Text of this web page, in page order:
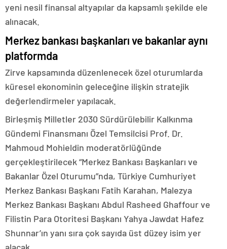
yeni nesil finansal altyapılar da kapsamlı şekilde ele
alınacak.
Merkez bankası başkanları ve bakanlar aynı
platformda
Zirve kapsamında düzenlenecek özel oturumlarda
küresel ekonominin geleceğine ilişkin stratejik
değerlendirmeler yapılacak.
Birleşmiş Milletler 2030 Sürdürülebilir Kalkınma
Gündemi Finansmanı Özel Temsilcisi Prof. Dr.
Mahmoud Mohieldin moderatörlüğünde
gerçekleştirilecek “Merkez Bankası Başkanları ve
Bakanlar Özel Oturumu”nda, Türkiye Cumhuriyet
Merkez Bankası Başkanı Fatih Karahan, Malezya
Merkez Bankası Başkanı Abdul Rasheed Ghaffour ve
Filistin Para Otoritesi Başkanı Yahya Jawdat Hafez
Shunnar’ın yanı sıra çok sayıda üst düzey isim yer